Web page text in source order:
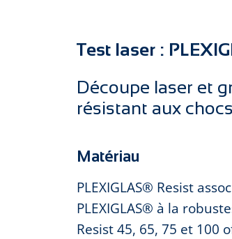
Test laser :
Découpe laser et
résistant aux chocs
Matériau
PLEXIGLAS® Resist
PLEXIGLAS® à la
Resist 45, 65, 75 et